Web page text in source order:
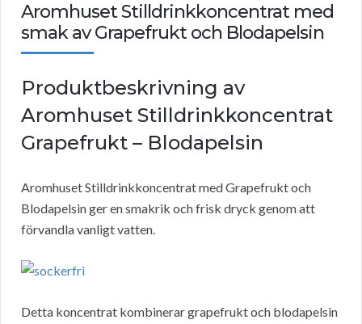
Aromhuset Stilldrinkkoncentrat med
smak av Grapefrukt och Blodapelsin
Produktbeskrivning av
Aromhuset Stilldrinkkoncentrat
Grapefrukt – Blodapelsin
Aromhuset Stilldrinkkoncentrat med Grapefrukt och
Blodapelsin ger en smakrik och frisk dryck genom att
förvandla vanligt vatten.
Detta koncentrat kombinerar grapefrukt och blodapelsin